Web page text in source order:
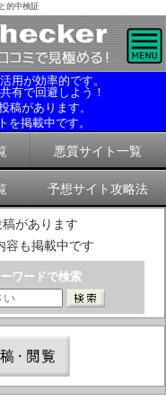
的中検証
用が効率的です。
有で回避しよう！
稿があります。
を掲載中です。
悪質サイト一覧
予想サイト攻略法
があります
容も掲載中です
ワードで検索